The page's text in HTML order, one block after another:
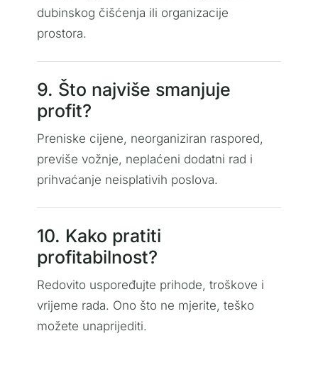
dubinskog čišćenja ili organizacije
prostora.
9. Što najviše smanjuje
profit?
Preniske cijene, neorganiziran raspored,
previše vožnje, neplaćeni dodatni rad i
prihvaćanje neisplativih poslova.
10. Kako pratiti
profitabilnost?
Redovito uspoređujte prihode, troškove i
vrijeme rada. Ono što ne mjerite, teško
možete unaprijediti.